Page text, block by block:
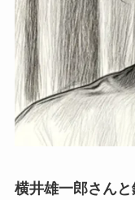
横井雄一郎さん